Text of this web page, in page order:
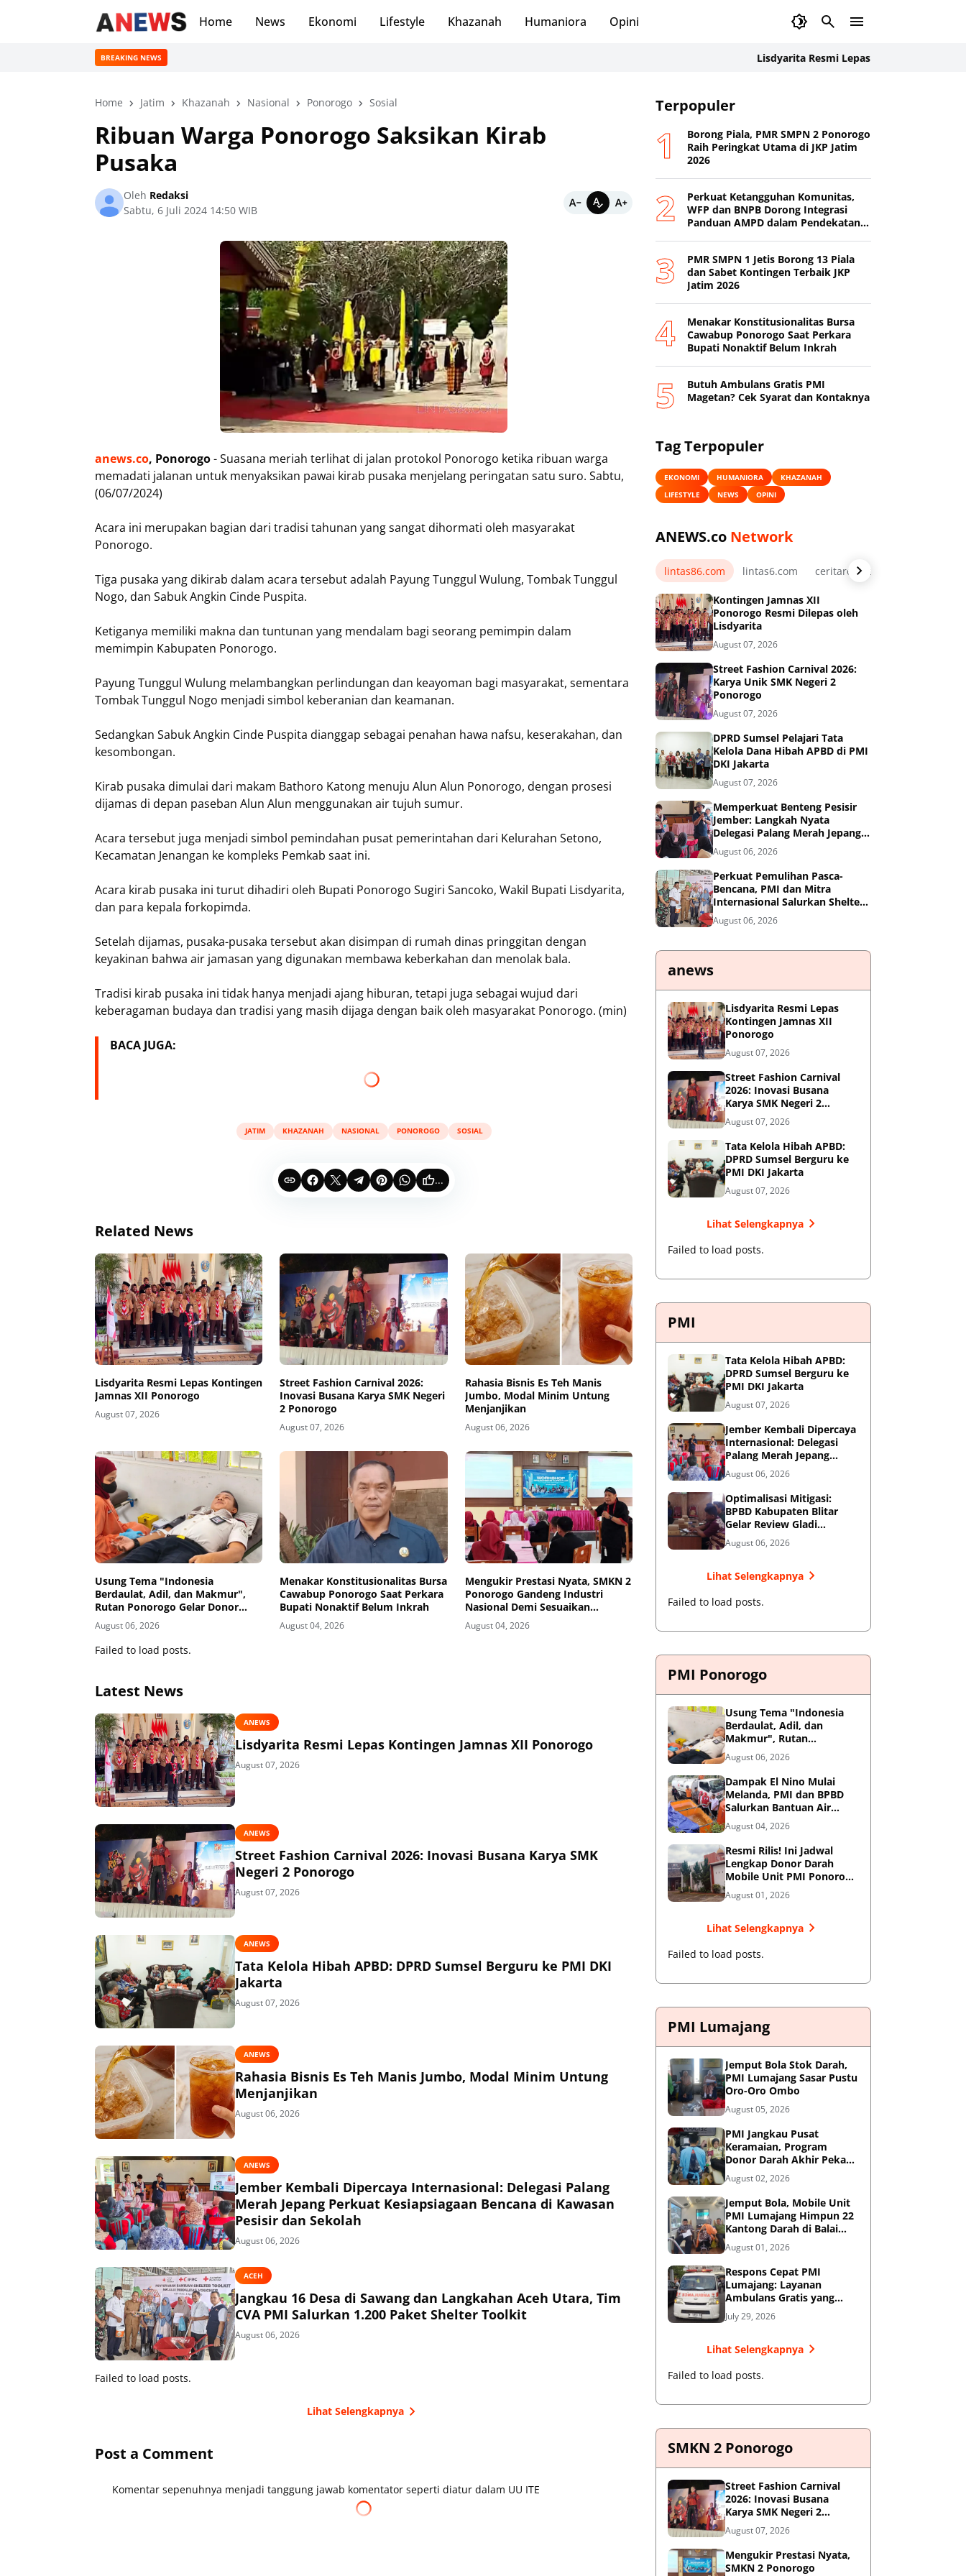
Home News Ekonomi Lifestyle Khazanah Humaniora Opini
BREAKING NEWS Lisdyarita Resmi Lepas Kontingen Jamnas XII
Home Jatim Khazanah Nasional Ponorogo Sosial
Ribuan Warga Ponorogo Saksikan Kirab
Pusaka
Oleh Redaksi
Sabtu, 6 Juli 2024 14:50 WIB
anews.co, Ponorogo- Suasana meriah terlihat di jalan protokol Ponorogo ketika ribuan warga
memadati jalanan untuk menyaksikan pawai kirab pusaka menjelang peringatan satu suro. Sabtu,
(06/07/2024)
Acara ini merupakan bagian dari tradisi tahunan yang sangat dihormati oleh masyarakat
Ponorogo.
Tiga pusaka yang dikirab dalam acara tersebut adalah Payung Tunggul Wulung, Tombak Tunggul
Nogo, dan Sabuk Angkin Cinde Puspita.
Ketiganya memiliki makna dan tuntunan yang mendalam bagi seorang pemimpin dalam
memimpin Kabupaten Ponorogo.
Payung Tunggul Wulung melambangkan perlindungan dan keayoman bagi masyarakat, sementara
Tombak Tunggul Nogo menjadi simbol keberanian dan keamanan.
Sedangkan Sabuk Angkin Cinde Puspita dianggap sebagai penahan hawa nafsu, keserakahan, dan
kesombongan.
Kirab pusaka dimulai dari makam Bathoro Katong menuju Alun Alun Ponorogo, dengan prosesi
dijamas di depan paseban Alun Alun menggunakan air tujuh sumur.
Acara tersebut juga menjadi simbol pemindahan pusat pemerintahan dari Kelurahan Setono,
Kecamatan Jenangan ke kompleks Pemkab saat ini.
Acara kirab pusaka ini turut dihadiri oleh Bupati Ponorogo Sugiri Sancoko, Wakil Bupati Lisdyarita,
dan para kepala forkopimda.
Setelah dijamas, pusaka-pusaka tersebut akan disimpan di rumah dinas pringgitan dengan
keyakinan bahwa air jamasan yang digunakan membawa keberkahan dan menolak bala.
Tradisi kirab pusaka ini tidak hanya menjadi ajang hiburan, tetapi juga sebagai wujud dari
keberagaman budaya dan tradisi yang masih dijaga dengan baik oleh masyarakat Ponorogo. (min)
BACA JUGA:
JATIM KHAZANAH NASIONAL PONOROGO SOSIAL
...
Related News
Lisdyarita Resmi Lepas Kontingen
Jamnas XII Ponorogo
August 07, 2026
Street Fashion Carnival 2026:
Inovasi Busana Karya SMK Negeri
2 Ponorogo
August 07, 2026
Rahasia Bisnis Es Teh Manis
Jumbo, Modal Minim Untung
Menjanjikan
August 06, 2026
Usung Tema "Indonesia
Berdaulat, Adil, dan Makmur",
Rutan Ponorogo Gelar Donor
Darah Kemanusiaan Sambut HUT
RI ke-81
August 06, 2026
Menakar Konstitusionalitas Bursa
Cawabup Ponorogo Saat Perkara
Bupati Nonaktif Belum Inkrah
August 04, 2026
Mengukir Prestasi Nyata, SMKN 2
Ponorogo Gandeng Industri
Nasional Demi Sesuaikan
Kurikulum dengan Kebutuhan
Dunia Kerja
August 04, 2026
Failed to load posts.
Latest News
ANEWS
Lisdyarita Resmi Lepas Kontingen Jamnas XII Ponorogo
August 07, 2026
ANEWS
Street Fashion Carnival 2026: Inovasi Busana Karya SMK
Negeri 2 Ponorogo
August 07, 2026
ANEWS
Tata Kelola Hibah APBD: DPRD Sumsel Berguru ke PMI DKI
Jakarta
August 07, 2026
ANEWS
Rahasia Bisnis Es Teh Manis Jumbo, Modal Minim Untung
Menjanjikan
August 06, 2026
ANEWS
Jember Kembali Dipercaya Internasional: Delegasi Palang
Merah Jepang Perkuat Kesiapsiagaan Bencana di Kawasan
Pesisir dan Sekolah
August 06, 2026
ACEH
Jangkau 16 Desa di Sawang dan Langkahan Aceh Utara, Tim
CVA PMI Salurkan 1.200 Paket Shelter Toolkit
August 06, 2026
Failed to load posts.
Lihat Selengkapnya
Post a Comment
Komentar sepenuhnya menjadi tanggung jawab komentator seperti diatur dalam UU ITE
Terpopuler
Borong Piala, PMR SMPN 2 Ponorogo
Raih Peringkat Utama di JKP Jatim
2026
Perkuat Ketangguhan Komunitas,
WFP dan BNPB Dorong Integrasi
Panduan AMPD dalam Pendekatan
PMR SMPN 1 Jetis Borong 13 Piala
dan Sabet Kontingen Terbaik JKP
Jatim 2026
Menakar Konstitusionalitas Bursa
Cawabup Ponorogo Saat Perkara
Bupati Nonaktif Belum Inkrah
Butuh Ambulans Gratis PMI
Magetan? Cek Syarat dan Kontaknya
Tag Terpopuler
EKONOMI HUMANIORA
KHAZANAH
LIFESTYLE
NEWS OPINI
ANEWS.co Network
lintas86.com lintas6.com ceritarelawan.my.id
Kontingen Jamnas XII
Ponorogo Resmi Dilepas oleh
Lisdyarita
August 07, 2026
Street Fashion Carnival 2026:
Karya Unik SMK Negeri 2
Ponorogo
August 07, 2026
DPRD Sumsel Pelajari Tata
Kelola Dana Hibah APBD di PMI
DKI Jakarta
August 07, 2026
Memperkuat Benteng Pesisir
Jember: Langkah Nyata
Delegasi Palang Merah Jepang
Dampingi Relawan dan Sekolah
Tangguh Bencana
August 06, 2026
Perkuat Pemulihan Pasca-
Bencana, PMI dan Mitra
Internasional Salurkan Shelter
Toolkit untuk 1.200 Keluarga di
Aceh Utara
August 06, 2026
anews
Lisdyarita Resmi Lepas
Kontingen Jamnas XII
Ponorogo
August 07, 2026
Street Fashion Carnival
2026: Inovasi Busana
Karya SMK Negeri 2
Ponorogo
August 07, 2026
Tata Kelola Hibah APBD:
DPRD Sumsel Berguru ke
PMI DKI Jakarta
August 07, 2026
Lihat Selengkapnya
Failed to load posts.
PMI
Tata Kelola Hibah APBD:
DPRD Sumsel Berguru ke
PMI DKI Jakarta
August 07, 2026
Jember Kembali Dipercaya
Internasional: Delegasi
Palang Merah Jepang
Perkuat Kesiapsiagaan
Bencana di Kawasan
Pesisir dan Sekolah
August 06, 2026
Optimalisasi Mitigasi:
BPBD Kabupaten Blitar
Gelar Review Gladi
Kontinjensi Erupsi Gunung
Kelud
August 06, 2026
Lihat Selengkapnya
Failed to load posts.
PMI Ponorogo
Usung Tema "Indonesia
Berdaulat, Adil, dan
Makmur", Rutan
Ponorogo Gelar Donor
Darah Kemanusiaan
Sambut HUT RI ke-81
August 06, 2026
Dampak El Nino Mulai
Melanda, PMI dan BPBD
Salurkan Bantuan Air
Bersih ke Desa Terdampak
di Ponorogo
August 04, 2026
Resmi Rilis! Ini Jadwal
Lengkap Donor Darah
Mobile Unit PMI Ponorogo
Agustus 2026
August 01, 2026
Lihat Selengkapnya
Failed to load posts.
PMI Lumajang
Jemput Bola Stok Darah,
PMI Lumajang Sasar Pustu
Oro-Oro Ombo
August 05, 2026
PMI Jangkau Pusat
Keramaian, Program
Donor Darah Akhir Pekan
di GM Plaza Lumajang
Disambut Antusias
August 02, 2026
Jemput Bola, Mobile Unit
PMI Lumajang Himpun 22
Kantong Darah di Balai
Desa Jatirejo Kunir
August 01, 2026
Respons Cepat PMI
Lumajang: Layanan
Ambulans Gratis yang
Wajib Diketahui Warga
July 29, 2026
Lihat Selengkapnya
Failed to load posts.
SMKN 2 Ponorogo
Street Fashion Carnival
2026: Inovasi Busana
Karya SMK Negeri 2
Ponorogo
August 07, 2026
Mengukir Prestasi Nyata,
SMKN 2 Ponorogo